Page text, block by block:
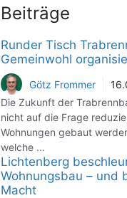
Beiträge
Runder Tisch
Gemeinwohl
Götz Frommer
Die Zukunft der
nicht auf die Frage
Wohnungen gebaut
welche ...
Lichtenberg
Wohnungsbau – und
Macht